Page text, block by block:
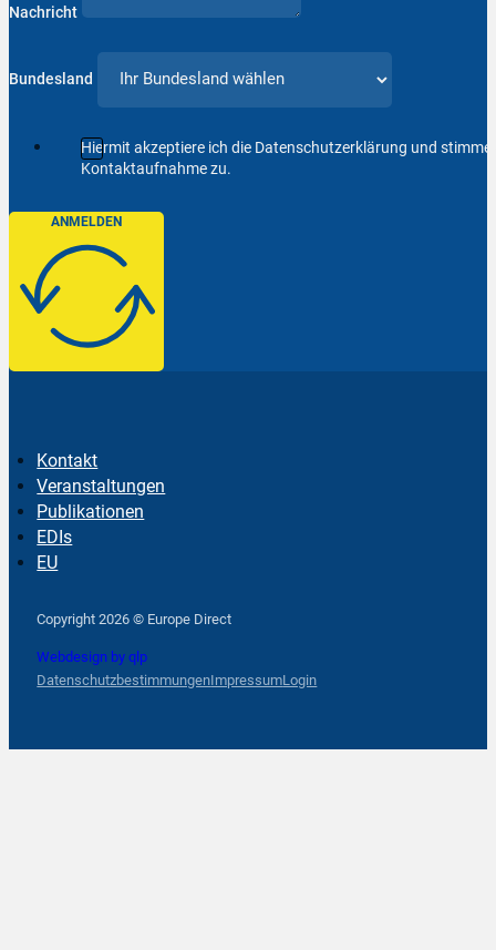
Nachricht
Bundesland
Hiermit akzeptiere ich die Datenschutzerklärung und
Kontaktaufnahme zu.
ANMELDEN
Kontakt
Veranstaltungen
Publikationen
EDIs
EU
Copyright 2026 © Europe Direct
Webdesign by qlp
DatenschutzbestimmungenImpressumLogin